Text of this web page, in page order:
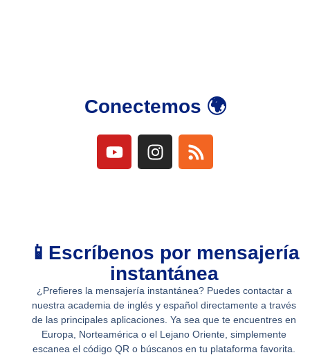
Conectemos 🌍
Y
o
e
I
n
a
m
R
s
📱Escríbenos por mensajería
instantánea
¿Prefieres la mensajería instantánea? Puedes contactar a
nuestra academia de inglés y español directamente a través
de las principales aplicaciones. Ya sea que te encuentres en
Europa, Norteamérica o el Lejano Oriente, simplemente
escanea el código QR o búscanos en tu plataforma favorita.